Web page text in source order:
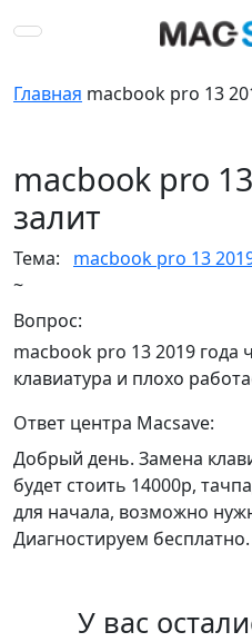
Главная macbook pro 13
macbook pro
залит
Тема:
macbook pro 13
~
Вопрос:
macbook pro 13 2019 года
клавиатура и плохо
Ответ центра Macsave:
Добрый день. Замена
будет стоить 14000р,
для начала, возможно
Диагностируем бесплатно.
У вас